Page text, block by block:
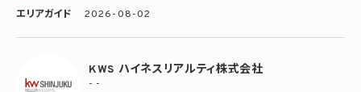
エリアガイド 2026-08-02
KWS ハイネスリアルティ株式会社
- -